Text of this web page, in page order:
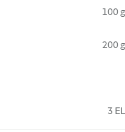
100 g
200 g
3 EL